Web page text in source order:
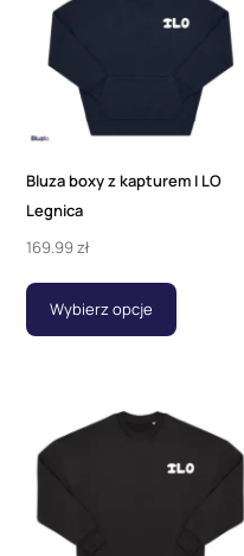
Bluza boxy z kapturem I LO
Legnica
169.99zł
Wybierz opcje